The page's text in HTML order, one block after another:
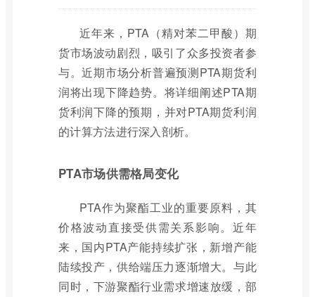
近年来，PTA（精对苯二甲酸）期
货市场波动剧烈，吸引了众多投资者参
与。近期市场分析普遍预测PTA期货利
润将出现下降趋势。将详细阐述PTA期
货利润下降的预期，并对PTA期货利润
的计算方法进行深入剖析。
PTA市场供需格局变化
PTA作为聚酯工业的重要原料，其
价格波动直接受供需关系影响。近年
来，国内PTA产能持续扩张，新增产能
陆续投产，供给端压力逐渐增大。与此
同时，下游聚酯行业需求增速放缓，部